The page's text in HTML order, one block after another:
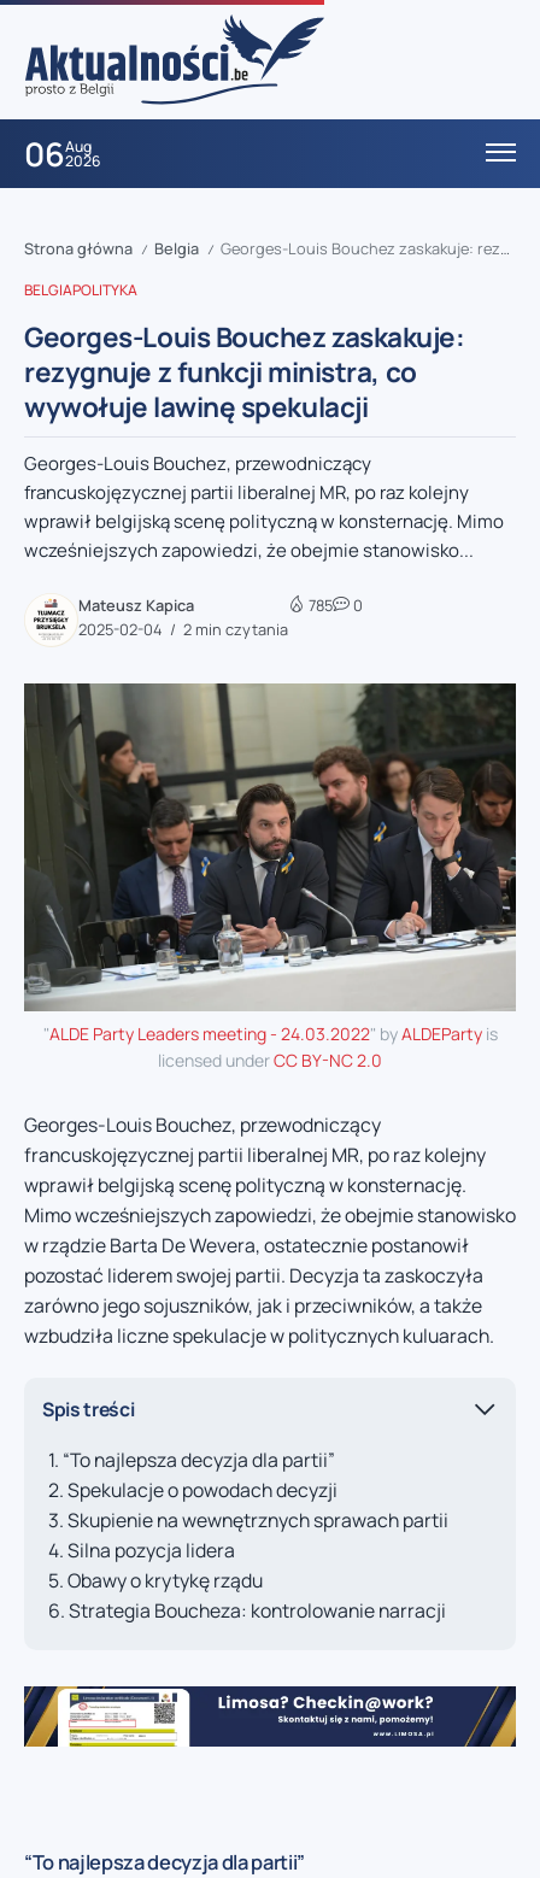
06Aug
2026
Strona główna / Belgia / Georges-Louis Bouchez zaskakuje: rezygnuje z funkcji ministra, co wywołuje lawinę spekulacji
BELGIAPOLITYKA
Georges-Louis Bouchez zaskakuje:
rezygnuje z funkcji ministra, co
wywołuje lawinę spekulacji
Georges-Louis Bouchez, przewodniczący
francuskojęzycznej partii liberalnej MR, po raz kolejny
wprawił belgijską scenę polityczną w konsternację. Mimo
wcześniejszych zapowiedzi, że obejmie stanowisko...
Mateusz Kapica
2025-02-04
2 min czytania
785 0
"ALDE Party Leaders meeting - 24.03.2022" byALDEPartyis
licensed underCC BY-NC 2.0
Georges-Louis Bouchez, przewodniczący
francuskojęzycznej partii liberalnej MR, po raz kolejny
wprawił belgijską scenę polityczną w konsternację.
Mimo wcześniejszych zapowiedzi, że obejmie stanowisko
w rządzie Barta De Wevera, ostatecznie postanowił
pozostać liderem swojej partii. Decyzja ta zaskoczyła
zarówno jego sojuszników, jak i przeciwników, a także
wzbudziła liczne spekulacje w politycznych kuluarach.
Spis treści
“To najlepsza decyzja dla partii”
Spekulacje o powodach decyzji
Skupienie na wewnętrznych sprawach partii
Silna pozycja lidera
Obawy o krytykę rządu
Strategia Boucheza: kontrolowanie narracji
“To najlepsza decyzja dla partii”